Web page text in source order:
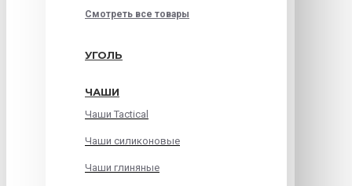
Смотреть все товары
УГОЛЬ
ЧАШИ
Чаши Tactical
Чаши силиконовые
Чаши глиняные